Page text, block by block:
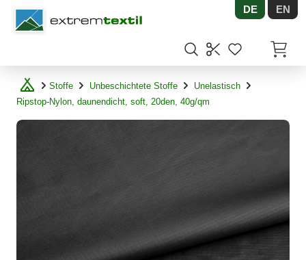
Shopware DE EN
Stoffe Unbeschichtete Stoffe
Unelastisch
Ripstop-Nylon, daunendicht, soft, 20den, 40g/qm